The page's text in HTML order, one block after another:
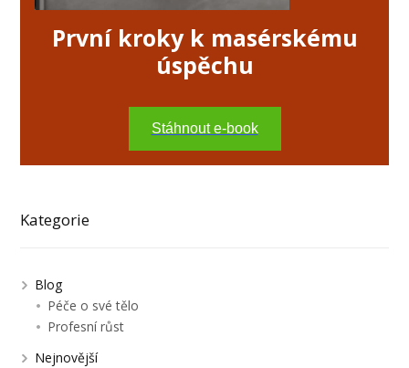
První kroky k masérskému
úspěchu
Stáhnout e-book
Kategorie
Blog
Péče o své tělo
Profesní růst
Nejnovější